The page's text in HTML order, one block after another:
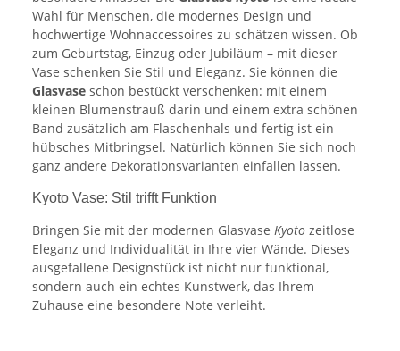
Wahl für Menschen, die modernes Design und
hochwertige Wohnaccessoires zu schätzen wissen. Ob
zum Geburtstag, Einzug oder Jubiläum – mit dieser
Vase schenken Sie Stil und Eleganz. Sie können die
Glasvase schon bestückt verschenken: mit einem
kleinen Blumenstrauß darin und einem extra schönen
Band zusätzlich am Flaschenhals und fertig ist ein
hübsches Mitbringsel. Natürlich können Sie sich noch
ganz andere Dekorationsvarianten einfallen lassen.
Kyoto Vase: Stil trifft Funktion
Bringen Sie mit der modernen Glasvase Kyoto zeitlose
Eleganz und Individualität in Ihre vier Wände. Dieses
ausgefallene Designstück ist nicht nur funktional,
sondern auch ein echtes Kunstwerk, das Ihrem
Zuhause eine besondere Note verleiht.